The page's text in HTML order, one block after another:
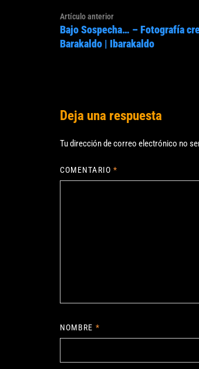
Navegación
de
entradas
Artículo anteriorArtículo
anterior:
Bajo Sospecha… – Fotografía
Barakaldo | Ibarakaldo
Deja una respuesta
Tu dirección de correo electrónico no
COMENTARIO *
NOMBRE *